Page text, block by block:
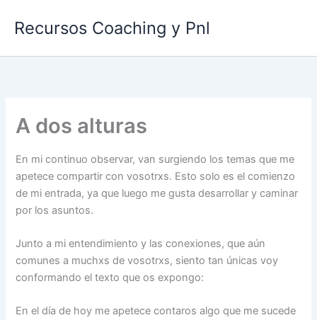
Recursos Coaching y Pnl
A dos alturas
En mi continuo observar, van surgiendo los temas que me
apetece compartir con vosotrxs. Esto solo es el comienzo
de mi entrada, ya que luego me gusta desarrollar y caminar
por los asuntos.
Junto a mi entendimiento y las conexiones, que aún
comunes a muchxs de vosotrxs, siento tan únicas voy
conformando el texto que os expongo:
En el día de hoy me apetece contaros algo que me sucede